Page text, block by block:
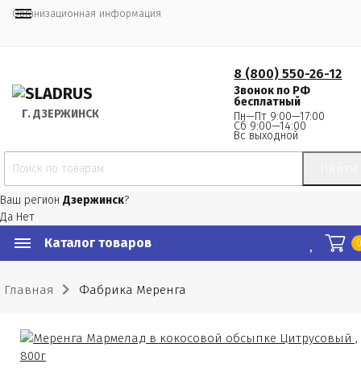
Организационная информация
Г. ДЗЕРЖИНСК
8 (800) 550-26-12
Звонок по РФ
бесплатный
Пн—Пт 9:00—17:00
Сб 9:00—14:00
Вс выходной
Ваш регион Дзержинск?
Да Нет
Каталог товаров
Главная Фабрика Меренга